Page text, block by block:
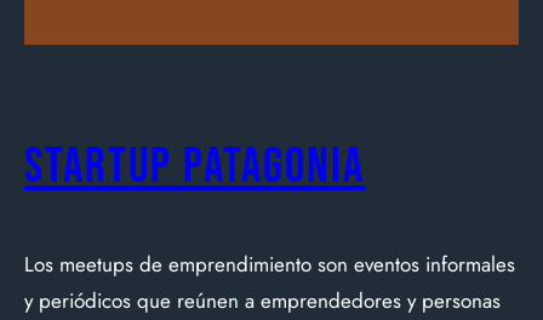
Startup Patagonia
Los meetups de emprendimiento son eventos informales
y periódicos que reúnen a emprendedores y personas